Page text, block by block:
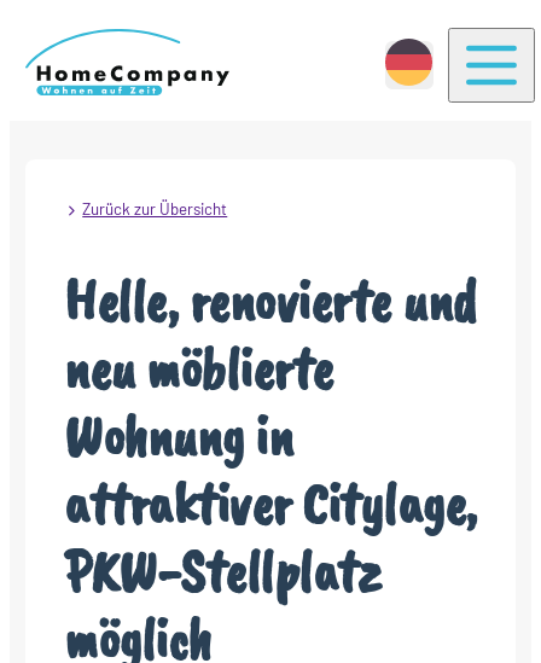
Zurück zur Übersicht
Helle, renovierte und
neu möblierte
Wohnung in
attraktiver Citylage,
PKW-Stellplatz
möglich